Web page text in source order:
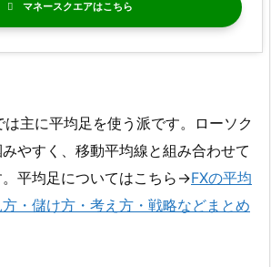
マネースクエア
は主に平均足を使う派です。ローソク
やすく、移動平均線と組み合わせて
。平均足についてはこちら→FXの平均
・儲け方・考え方・戦略などまとめ